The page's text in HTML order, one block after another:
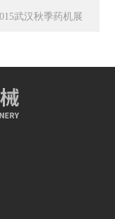
武汉秋季药机展